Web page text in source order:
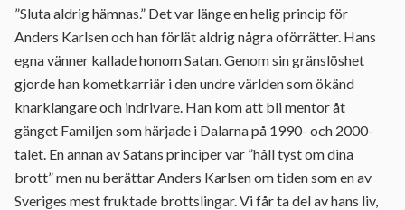
”Sluta aldrig hämnas.” Det var länge en helig princip för
Anders Karlsen och han förlät aldrig några oförrätter. Hans
egna vänner kallade honom Satan. Genom sin gränslöshet
gjorde han kometkarriär i den undre världen som ökänd
knarklangare och indrivare. Han kom att bli mentor åt
gänget Familjen som härjade i Dalarna på 1990- och 2000-
talet. En annan av Satans principer var ”håll tyst om dina
brott” men nu berättar Anders Karlsen om tiden som en av
Sveriges mest fruktade brottslingar. Vi får ta del av hans liv,